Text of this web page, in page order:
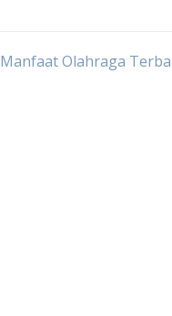
Manfaat Olahraga